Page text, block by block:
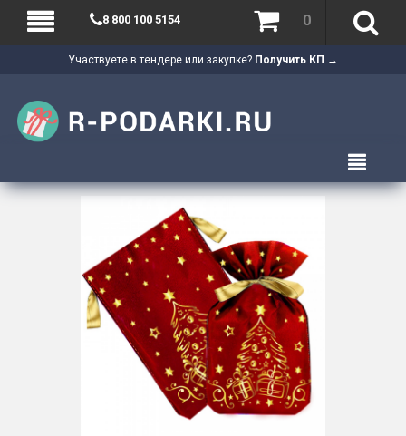
Участвуете в тендере или закупке? Получить КП →
8 800 100 5154 0